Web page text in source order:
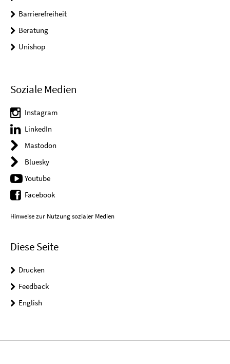
Barrierefreiheit
Beratung
Unishop
Soziale Medien
Instagram
LinkedIn
Mastodon
Bluesky
Youtube
Facebook
Hinweise zur Nutzung sozialer Medien
Diese Seite
Drucken
Feedback
English